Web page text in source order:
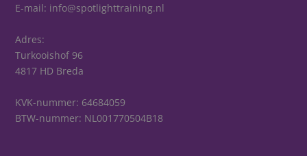
E-mail: info@spotlighttraining.nl
Adres:
Turkooishof 96
4817 HD Breda
KVK-nummer: 64684059
BTW-nummer: NL001770504B18